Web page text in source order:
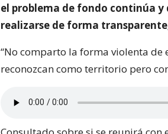
el problema de fondo continúa y
realizarse de forma
“No comparto la forma violenta
reconozcan como territorio pero